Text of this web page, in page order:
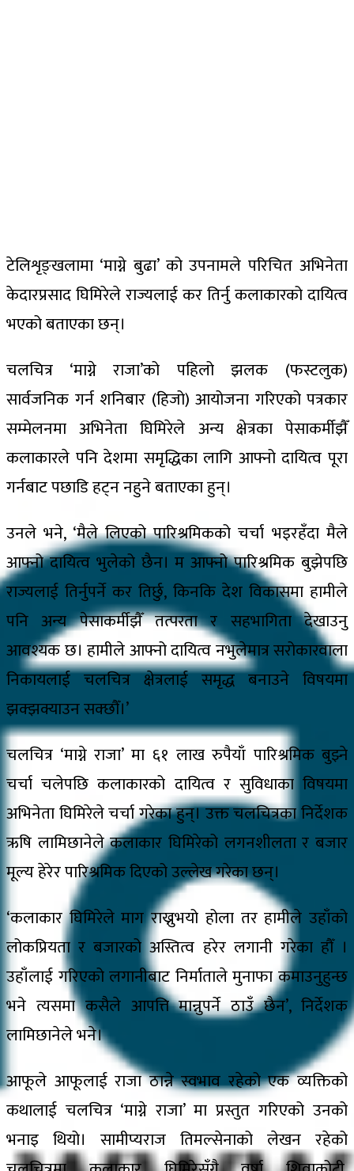
टेलिशृङ्खलामा ‘माग्ने बुढा’ को उपनामले परिचित अभिनेता
केदारप्रसाद घिमिरेले राज्यलाई कर तिर्नु कलाकारको दायित्व
भएको बताएका छन्।
चलचित्र ‘माग्ने राजा’को पहिलो झलक (फस्टलुक)
सार्वजनिक गर्न शनिबार (हिजो) आयोजना गरिएको पत्रकार
सम्मेलनमा अभिनेता घिमिरेले अन्य क्षेत्रका पेसाकर्मीझैँ
कलाकारले पनि देशमा समृद्धिका लागि आफ्नो दायित्व पूरा
गर्नबाट पछाडि हट्न नहुने बताएका हुन्।
उनले भने, ‘मैले लिएको पारिश्रमिकको चर्चा भइरहँदा मैले
आफ्नो दायित्व भुलेको छैन। म आफ्नो पारिश्रमिक बुझेपछि
राज्यलाई तिर्नुपर्ने कर तिर्छु, किनकि देश विकासमा हामीले
पनि अन्य पेसाकर्मीझैँ तत्परता र सहभागिता देखाउनु
आवश्यक छ। हामीले आफ्नो दायित्व नभुलेमात्र सरोकारवाला
निकायलाई चलचित्र क्षेत्रलाई समृद्ध बनाउने विषयमा
झक्झक्याउन सक्छौँ।’
चलचित्र ‘माग्ने राजा’ मा ६१ लाख रुपैयाँ पारिश्रमिक बुझ्ने
चर्चा चलेपछि कलाकारको दायित्व र सुविधाका विषयमा
अभिनेता घिमिरेले चर्चा गरेका हुन्। उक्त चलचित्रका निर्देशक
ऋषि लामिछानेले कलाकार घिमिरेको लगनशीलता र बजार
मूल्य हेरेर पारिश्रमिक दिएको उल्लेख गरेका छन्।
‘कलाकार घिमिरेले माग राख्नुभयो होला तर हामीले उहाँको
लोकप्रियता र बजारको अस्तित्व हरेर लगानी गरेका हौँ ।
उहाँलाई गरिएको लगानीबाट निर्माताले मुनाफा कमाउनुहुन्छ
भने त्यसमा कसैले आपत्ति मान्नुपर्ने ठाउँ छैन’, निर्देशक
लामिछानेले भने।
आफूले आफूलाई राजा ठान्ने स्वभाव रहेको एक व्यक्तिको
कथालाई चलचित्र ‘माग्ने राजा’ मा प्रस्तुत गरिएको उनको
भनाइ थियो। सामीप्यराज तिमल्सेनाको लेखन रहेको